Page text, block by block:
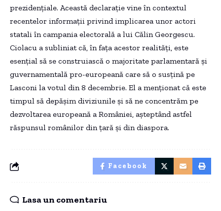
prezidențiale. Această declarație vine în contextul
recentelor informații privind implicarea unor actori
statali în campania electorală a lui Călin Georgescu.
Ciolacu a subliniat că, în fața acestor realități, este
esențial să se construiască o majoritate parlamentară și
guvernamentală pro-europeană care să o susțină pe
Lasconi la votul din 8 decembrie. El a menționat că este
timpul să depășim diviziunile și să ne concentrăm pe
dezvoltarea europeană a României, așteptând astfel
răspunsul românilor din țară și din diaspora.
Facebook
Lasa un comentariu